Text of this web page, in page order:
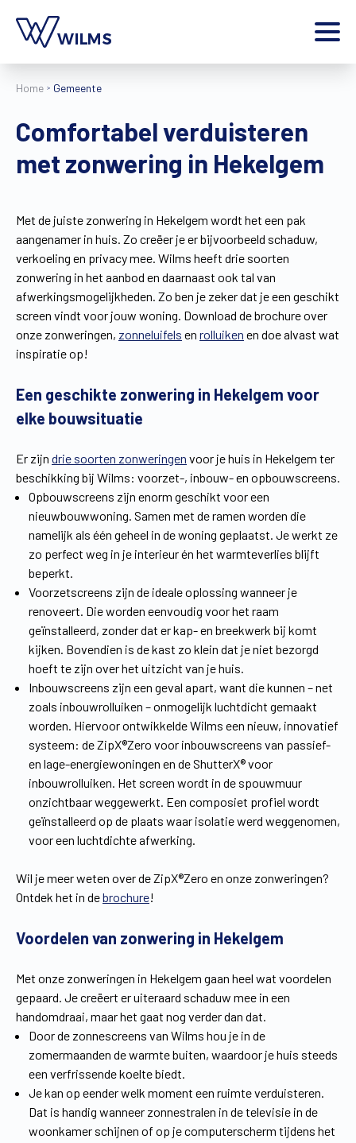
Home
Producten
Inspiratie
Contact
Extra
Jobs
Wilms World
NL
Home Gemeente
Comfortabel verduisteren
met zonwering in Hekelgem
Met de juiste zonwering in Hekelgem wordt het een pak
aangenamer in huis. Zo creëer je er bijvoorbeeld schaduw,
verkoeling en privacy mee. Wilms heeft drie soorten
zonwering in het aanbod en daarnaast ook tal van
afwerkingsmogelijkheden. Zo ben je zeker dat je een geschikt
screen vindt voor jouw woning. Download de brochure over
onze zonweringen, zonneluifels en rolluiken en doe alvast wat
inspiratie op!
Een geschikte zonwering in Hekelgem voor
elke bouwsituatie
Er zijn drie soorten zonweringen voor je huis in Hekelgem ter
beschikking bij Wilms: voorzet-, inbouw- en opbouwscreens.
Opbouwscreens zijn enorm geschikt voor een
nieuwbouwwoning. Samen met de ramen worden die
namelijk als één geheel in de woning geplaatst. Je werkt ze
zo perfect weg in je interieur én het warmteverlies blijft
beperkt.
Voorzetscreens zijn de ideale oplossing wanneer je
renoveert. Die worden eenvoudig voor het raam
geïnstalleerd, zonder dat er kap- en breekwerk bij komt
kijken. Bovendien is de kast zo klein dat je niet bezorgd
hoeft te zijn over het uitzicht van je huis.
Inbouwscreens zijn een geval apart, want die kunnen – net
zoals inbouwrolluiken – onmogelijk luchtdicht gemaakt
worden. Hiervoor ontwikkelde Wilms een nieuw, innovatief
systeem: de ZipX®Zero voor inbouwscreens van passief-
en lage-energiewoningen en de ShutterX® voor
inbouwrolluiken. Het screen wordt in de spouwmuur
onzichtbaar weggewerkt. Een composiet profiel wordt
geïnstalleerd op de plaats waar isolatie werd weggenomen,
voor een luchtdichte afwerking.
Wil je meer weten over de ZipX®Zero en onze zonweringen?
Ontdek het in debrochure!
Voordelen van zonwering in Hekelgem
Met onze zonweringen in Hekelgem gaan heel wat voordelen
gepaard. Je creëert er uiteraard schaduw mee in een
handomdraai, maar het gaat nog verder dan dat.
Door de zonnescreens van Wilms hou je in de
zomermaanden de warmte buiten, waardoor je huis steeds
een verfrissende koelte biedt.
Je kan op eender welk moment een ruimte verduisteren.
Dat is handig wanneer zonnestralen in de televisie in de
woonkamer schijnen of op je computerscherm tijdens het